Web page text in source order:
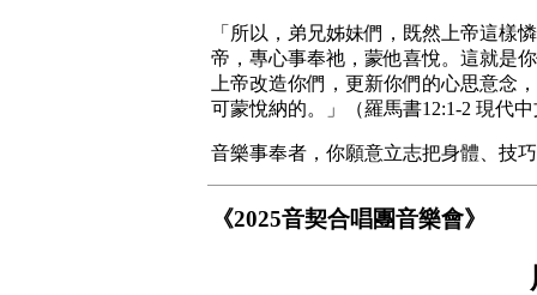
「所以，弟兄姊妹們，既然上帝這樣
帝，專心事奉祂，蒙他喜悅。這就是
上帝改造你們，更新你們的心思意念
可蒙悅納的。」（羅馬書12:1-2 現代
音樂事奉者，你願意立志把身體、技
《2025音契合唱團音樂會》